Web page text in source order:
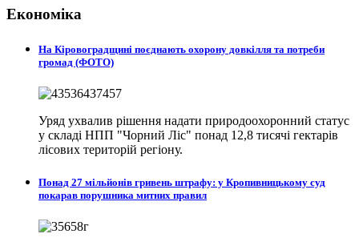
Економіка
На Кіровоградщині поєднають охорону довкілля та потреби
громад (ФОТО)
Уряд ухвалив рішення надати природоохоронний статус
у складі НПП "Чорний Ліс" понад 12,8 тисячі гектарів
лісових територій регіону.
Понад 27 мільйонів гривень штрафу: у Кропивницькому суд
покарав порушника митних правил